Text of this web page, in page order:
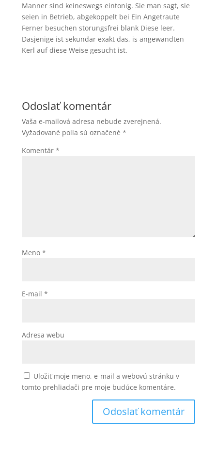
Manner sind keineswegs eintonig. Sie man sagt, sie
seien in Betrieb, abgekoppelt bei Ein Angetraute
Ferner besuchen storungsfrei blank Diese leer.
Dasjenige ist sekundar exakt das, is angewandten
Kerl auf diese Weise gesucht ist.
Odoslať komentár
Vaša e-mailová adresa nebude zverejnená.
Vyžadované polia sú označené *
Komentár *
Meno *
E-mail *
Adresa webu
Uložiť moje meno, e-mail a webovú stránku v
tomto prehliadači pre moje budúce komentáre.